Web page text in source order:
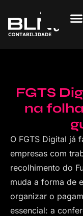
FGTS
na
O FGTS Digital já
empresas com
recolhimento do
muda a forma de
organizar o
essencial: a